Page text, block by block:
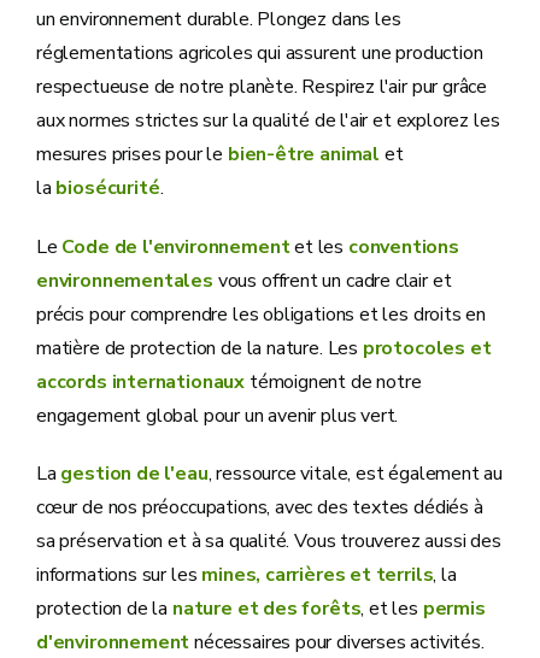
un environnement durable. Plongez dans les
réglementations agricoles qui assurent une production
respectueuse de notre planète. Respirez l'air pur grâce
aux normes strictes sur la qualité de l'air et explorez les
mesures prises pour le bien-être animal et
la biosécurité.
Le Code de l'environnementet les conventions
environnementales vous offrent un cadre clair et
précis pour comprendre les obligations et les droits en
matière de protection de la nature. Les protocoles et
accords internationaux témoignent de notre
engagement global pour un avenir plus vert.
La gestion de l'eau, ressource vitale, est également au
cœur de nos préoccupations, avec des textes dédiés à
sa préservation et à sa qualité. Vous trouverez aussi des
informations sur les mines, carrières et terrils, la
protection de la nature et des forêts, et les permis
d'environnementnécessaires pour diverses activités.